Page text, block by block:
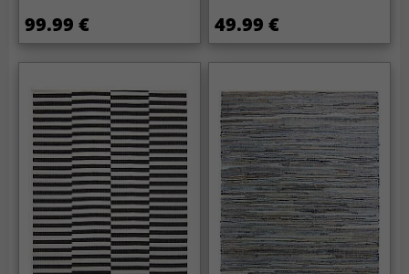
99.99 € 49.99 €